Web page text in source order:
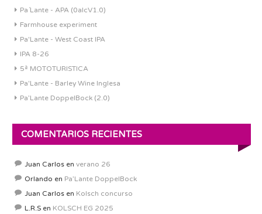
Pa´Lante - APA (0alcV1.0)
Farmhouse experiment
Pa'Lante - West Coast IPA
IPA 8-26
5ª MOTOTURISTICA
Pa'Lante - Barley Wine Inglesa
Pa’Lante DoppelBock (2.0)
COMENTARIOS RECIENTES
Juan Carlos en verano 26
Orlando en Pa’Lante DoppelBock
Juan Carlos en Kolsch concurso
L.R.S en KOLSCH EG 2025